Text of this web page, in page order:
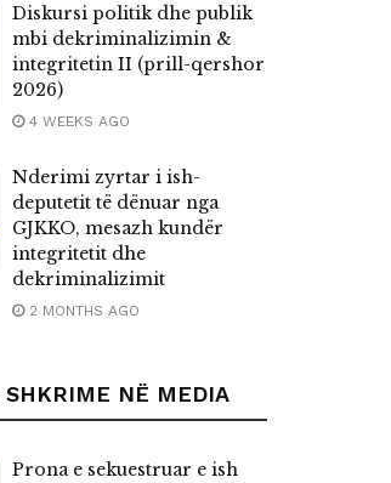
Diskursi politik dhe publik
mbi dekriminalizimin &
integritetin II (prill-qershor
2026)
4 WEEKS AGO
Nderimi zyrtar i ish-
deputetit të dënuar nga
GJKKO, mesazh kundër
integritetit dhe
dekriminalizimit
2 MONTHS AGO
NË MEDIA
Prona e sekuestruar e ish